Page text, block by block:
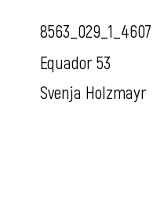
8563_029_1_4607
Equador 53
Svenja Holzmayr